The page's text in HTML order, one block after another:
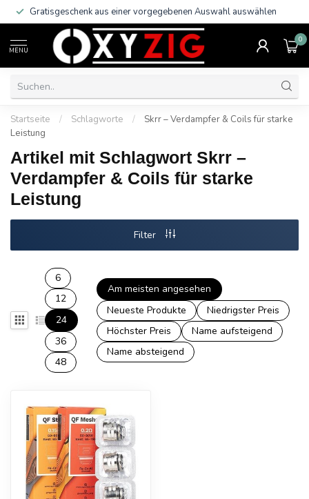
Gratisgeschenk aus einer vorgegebenen Auswahl auswählen
MENU
0
Startseite / Schlagworte /
Skrr – Verdampfer & Coils für starke
Leistung
Artikel mit Schlagwort Skrr –
Verdampfer & Coils für starke
Leistung
Filter
6
12
24
36
48
Am meisten angesehen
Neueste Produkte
Niedrigster Preis
Höchster Preis
Name aufsteigend
Name absteigend